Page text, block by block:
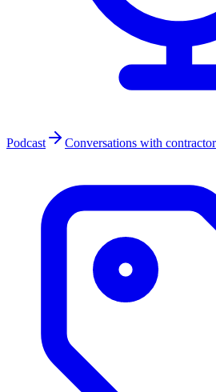
Podcast Conversations with